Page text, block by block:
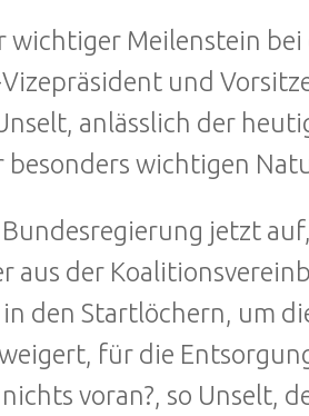
wichtiger Meilenstein
und
anlässlich der
besonders wichtigen
jetzt
aus der
den Startlöchern, um
für die
voran?, so Unselt,